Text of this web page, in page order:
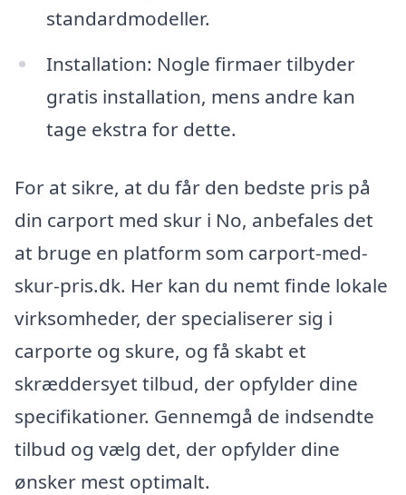
standardmodeller.
Installation: Nogle firmaer tilbyder
gratis installation, mens andre kan
tage ekstra for dette.
For at sikre, at du får den bedste pris på
din carport med skur i No, anbefales det
at bruge en platform som carport-med-
skur-pris.dk. Her kan du nemt finde lokale
virksomheder, der specialiserer sig i
carporte og skure, og få skabt et
skræddersyet tilbud, der opfylder dine
specifikationer. Gennemgå de indsendte
tilbud og vælg det, der opfylder dine
ønsker mest optimalt.